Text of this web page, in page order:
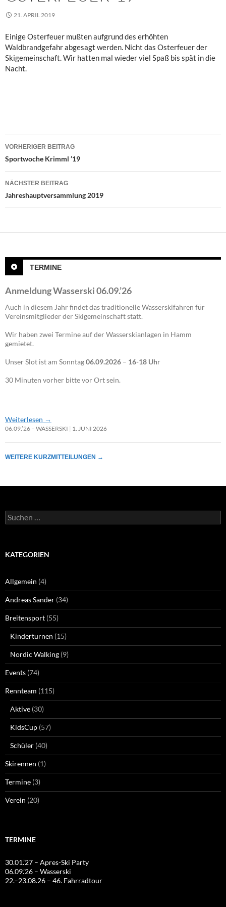
21. APRIL 2019
Einige Osterfeuer mußten aufgrund des erhöhten
Waldbrandgefahr abgesagt werden. Nicht das Osterfeuer der
Skigemeinschaft. Wir hatten mal wieder viel Spaß bis spät in die
Nacht.
Beitragsnavigation
VORHERIGER BEITRAG
Sportwoche Krimml ’19
NÄCHSTER BEITRAG
Jahreshaupt­versammlung 2019
TERMINE
Anmeldung Wasserski 06.09.’26
Auch in diesem Jahr findet das traditionelle Wasserskifahren für
Vereinsmitglieder der Skigemeinschaft statt.
Wir haben zwei Termine auf der Wasserskianlagen in Hamm
gemietet.
Unser Slot ist am Sonntag06.09.2026 – 16-18 Uhr
30 Minuten vorher bitte vor Ort sein.
Weiterlesen →
06.09.’26 – WASSERSKI 1. JUNI 2026
WEITERE KURZMITTEILUNGEN →
Suchen
nach:
KATEGORIEN
Allgemein (4)
Andreas Sander (34)
Breitensport (55)
Kinderturnen (15)
Nordic Walking (9)
Events (74)
Rennteam (115)
Aktive (30)
KidsCup (57)
Schüler (40)
Skirennen (1)
Termine (3)
Verein (20)
TERMINE
30.01.’27 – Apres-Ski Party
06.09.’26 – Wasserski
22.–23.08.26 – 46. Fahrradtour